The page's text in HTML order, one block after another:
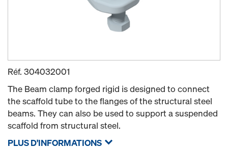
Réf. 304032001
The Beam clamp forged rigid is designed to connect
the scaffold tube to the flanges of the structural steel
beams. They can also be used to support a suspended
scaffold from structural steel.
PLUS D'INFORMATIONS